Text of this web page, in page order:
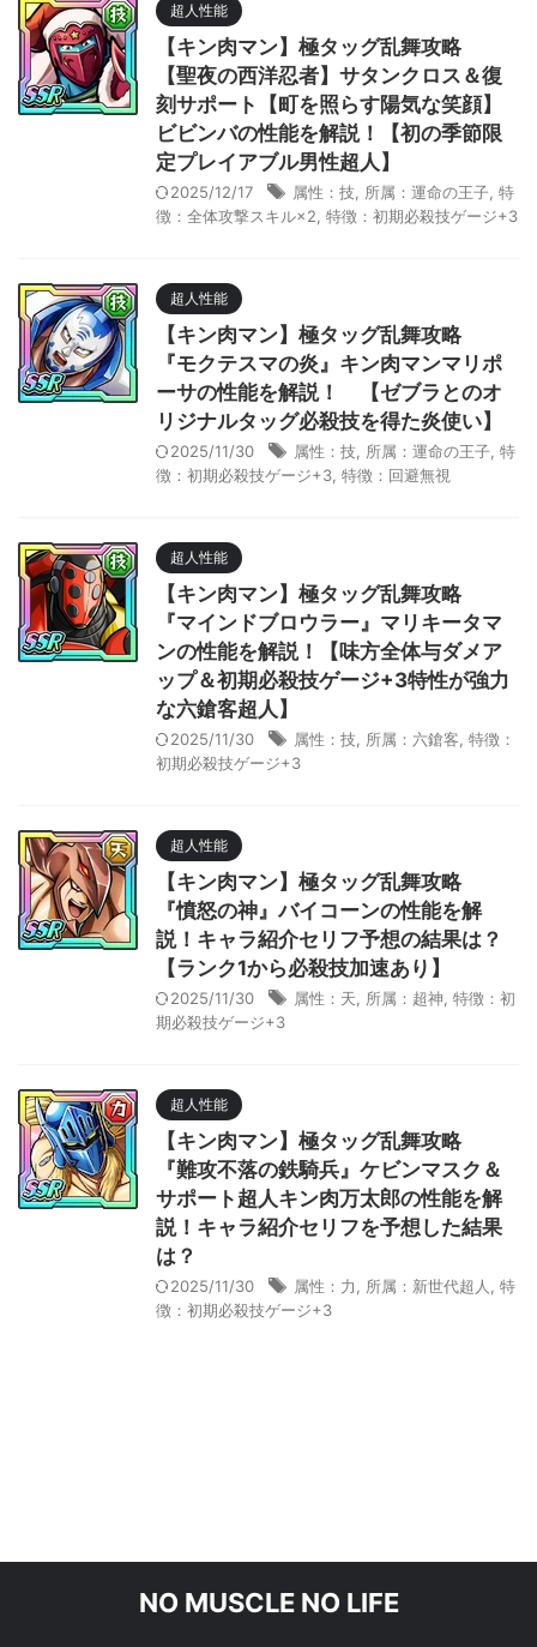
超人性能
【キン肉マン】極タッグ乱舞攻略
【聖夜の西洋忍者】サタンクロス＆復
刻サポート【町を照らす陽気な笑顔】
ビビンバの性能を解説！【初の季節限
定プレイアブル男性超人】
2025/12/17 属性：技 所属：運命の王子 特
徴：全体攻撃スキル×2 特徴：初期必殺技ゲージ+3
超人性能
【キン肉マン】極タッグ乱舞攻略
『モクテスマの炎』キン肉マンマリポ
ーサの性能を解説！ 【ゼブラとのオ
リジナルタッグ必殺技を得た炎使い】
2025/11/30 属性：技 所属：運命の王子 特
徴：初期必殺技ゲージ+3 特徴：回避無視
超人性能
【キン肉マン】極タッグ乱舞攻略
『マインドブロウラー』マリキータマ
ンの性能を解説！【味方全体与ダメア
ップ＆初期必殺技ゲージ+3特性が強力
な六鎗客超人】
2025/11/30 属性：技 所属：六鎗客 特徴：
初期必殺技ゲージ+3
超人性能
【キン肉マン】極タッグ乱舞攻略
『憤怒の神』バイコーンの性能を解
説！キャラ紹介セリフ予想の結果は？
【ランク1から必殺技加速あり】
2025/11/30 属性：天 所属：超神 特徴：初
期必殺技ゲージ+3
超人性能
【キン肉マン】極タッグ乱舞攻略
『難攻不落の鉄騎兵』ケビンマスク＆
サポート超人キン肉万太郎の性能を解
説！キャラ紹介セリフを予想した結果
は？
2025/11/30 属性：力 所属：新世代超人
特
徴：初期必殺技ゲージ+3
NO MUSCLE NO LIFE